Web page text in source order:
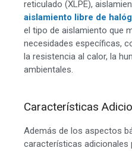
reticulado (XLPE),
aislamiento libre de
el tipo de aislamiento que
necesidades específicas,
la resistencia al calor, la
ambientales.
Características
Además de los aspectos
características adicionales